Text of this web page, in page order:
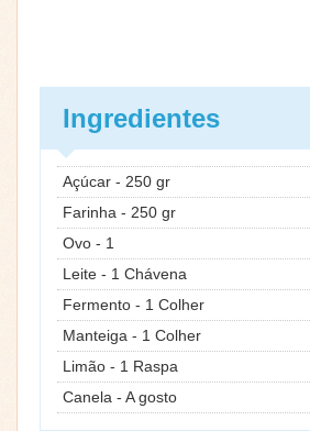
Ingredientes
Açúcar - 250 gr
Farinha - 250 gr
Ovo - 1
Leite - 1 Chávena
Fermento - 1 Colher
Manteiga - 1 Colher
Limão - 1 Raspa
Canela - A gosto